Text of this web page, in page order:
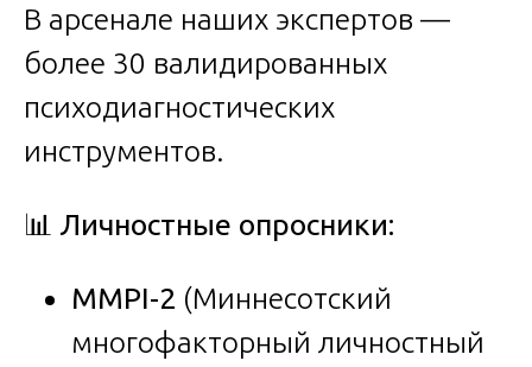
В арсенале наших экспертов —
более 30 валидированных
психодиагностических
инструментов.
📊 Личностные опросники:
MMPI-2 (Миннесотский
многофакторный личностный